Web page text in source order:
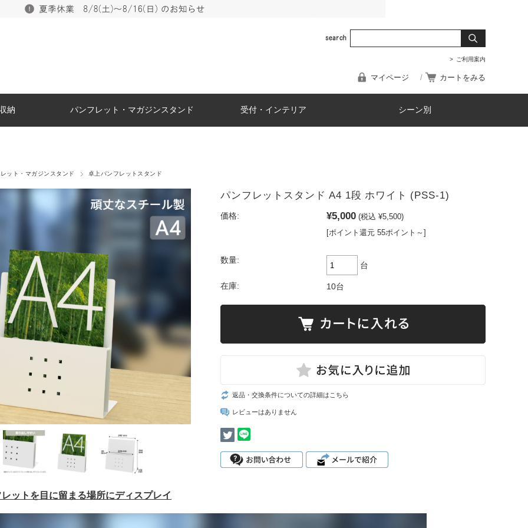
ご利用案内
マイページ カートをみる
納 パンフレット・マガジンスタンド 受付・インテリア シーン別
ット・マガジンスタンド 卓上パンフレットスタンド
パンフレットスタンド A4 1段 ホワイト (PSS-1)
価格: ¥5,000 (税込 ¥5,500)
[ポイント還元 55ポイント～]
数量:
台
在庫: 10台
返品・交換条件についての詳細はこちら
レビューはありません
ットを目に留まる場所にディスプレイ